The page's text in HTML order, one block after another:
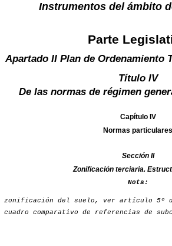
Instrumentos del ámbito
Parte
Apartado II Plan de Ordenamiento
Título IV
De las normas de régimen
Capítulo IV
Normas particulares
Sección II
Zonificación terciaria.
Nota:
zonificación del suelo, ver artículo 5º
cuadro comparativo de referencias de